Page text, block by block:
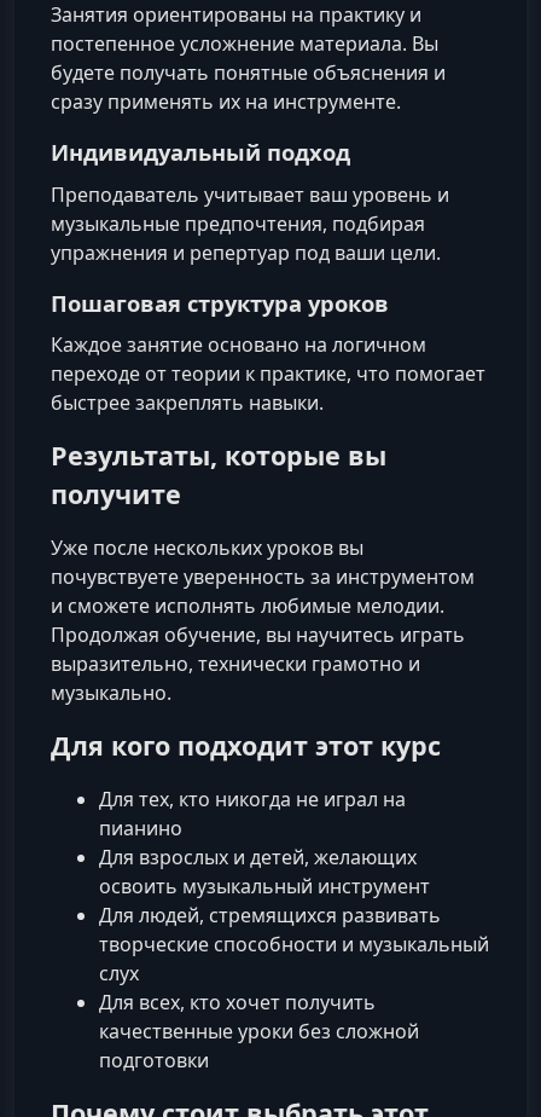
Занятия ориентированы на практику и
постепенное усложнение материала. Вы
будете получать понятные объяснения и
сразу применять их на инструменте.
Индивидуальный подход
Преподаватель учитывает ваш уровень и
музыкальные предпочтения, подбирая
упражнения и репертуар под ваши цели.
Пошаговая структура уроков
Каждое занятие основано на логичном
переходе от теории к практике, что помогает
быстрее закреплять навыки.
Результаты, которые вы
получите
Уже после нескольких уроков вы
почувствуете уверенность за инструментом
и сможете исполнять любимые мелодии.
Продолжая обучение, вы научитесь играть
выразительно, технически грамотно и
музыкально.
Для кого подходит этот курс
Для тех, кто никогда не играл на
пианино
Для взрослых и детей, желающих
освоить музыкальный инструмент
Для людей, стремящихся развивать
творческие способности и музыкальный
слух
Для всех, кто хочет получить
качественные уроки без сложной
подготовки